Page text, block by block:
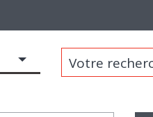
Votre recherche